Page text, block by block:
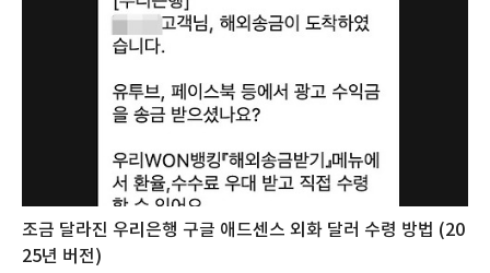
조금 달라진 우리은행 구글 애드센스 외화 달러 수령 방법 (20
25년 버전)